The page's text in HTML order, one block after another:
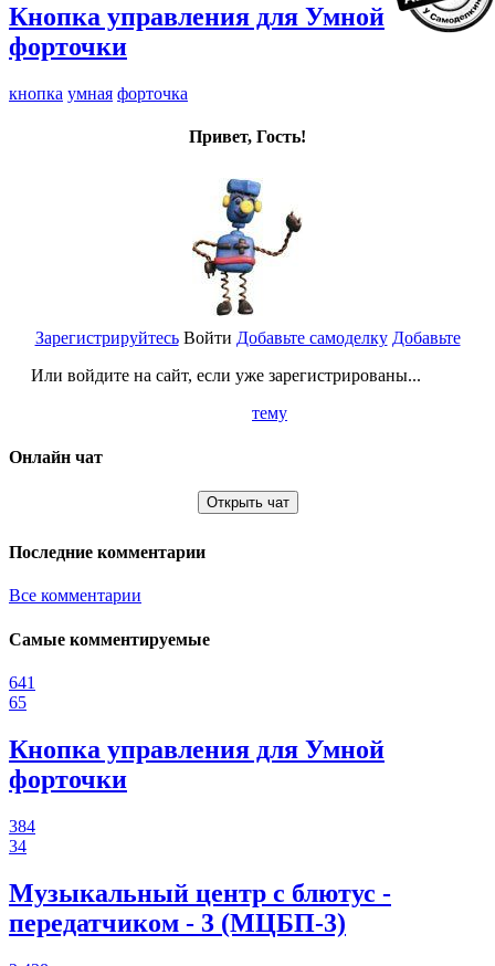
Кнопка управления для Умной
форточки
кнопка умная форточка
Привет, Гость!
Зарегистрируйтесь
Или войдите на сайт, если уже зарегистрированы...
Войти Добавьте самоделку Добавьте
тему
Онлайн чат
Открыть чат
Последние комментарии
Все комментарии
Самые комментируемые
641
65
Кнопка управления для Умной
форточки
384
34
Музыкальный центр с блютус -
передатчиком - 3 (МЦБП-3)